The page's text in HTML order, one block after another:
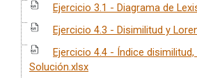
Ejercicio 3.1 - Diagrama de
Ejercicio 4.3 - Disimilitud y
Ejercicio 4.4 - Índice
Solución.xlsx